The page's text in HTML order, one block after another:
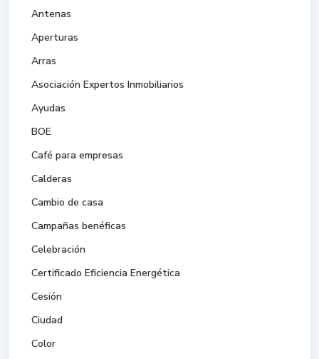
Antenas
Aperturas
Arras
Asociación Expertos Inmobiliarios
Ayudas
BOE
Café para empresas
Calderas
Cambio de casa
Campañas benéficas
Celebración
Certificado Eficiencia Energética
Cesión
Ciudad
Color